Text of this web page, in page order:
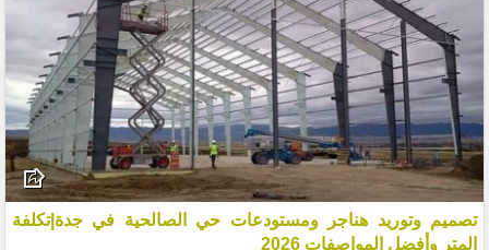
تصميم وتوريد هناجر ومستودعات حي الصالحية في جدة|تكلفة
المتر وأفضل المواصفات 2026